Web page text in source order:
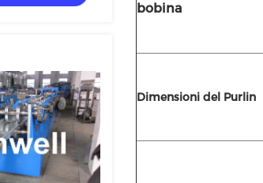
bobina
Dimensioni del Purlin